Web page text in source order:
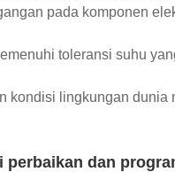
pada komponen
toleransi suhu
kondisi lingkungan dunia
perbaikan dan